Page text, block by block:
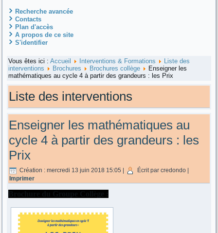
Recherche avancée
Contacts
Plan d'accès
A propos de ce site
S'identifier
Vous êtes ici :Accueil Interventions & Formations
Liste des
interventions
Brochures Brochures collège
Enseigner les
mathématiques au cycle 4 à partir des grandeurs : les Prix
Liste des interventions
Enseigner les mathématiques au
cycle 4 à partir des grandeurs : les
Prix
Création : mercredi 13 juin 2018 15:05 | Écrit par credondo |
Imprimer